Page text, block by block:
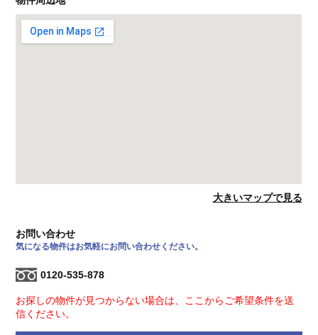
大きいマップで見る
お問い合わせ
気になる物件はお気軽にお問い合わせください。
0120-535-878
お探しの物件が見つからない場合は、ここからご希望条件を送
信ください。